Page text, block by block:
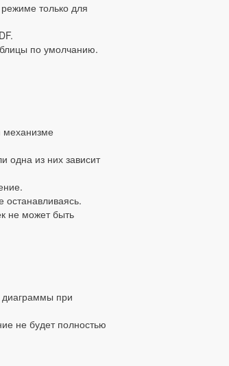
только для
по умолчанию.
механизме
одна из них зависит
не может быть
диаграммы при
не будет полностью